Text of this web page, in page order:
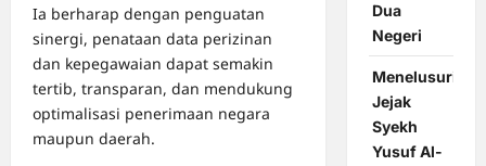
Ia berharap dengan penguatan
sinergi, penataan data perizinan
dan kepegawaian dapat semakin
tertib, transparan, dan mendukung
optimalisasi penerimaan negara
maupun daerah.
Dua
Negeri
Menelusuri
Jejak
Syekh
Yusuf Al-